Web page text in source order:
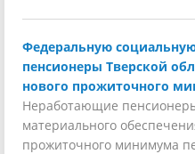
Федеральную
пенсионеры Тверской
нового прожиточного
Неработающие
материального
прожиточного минимума